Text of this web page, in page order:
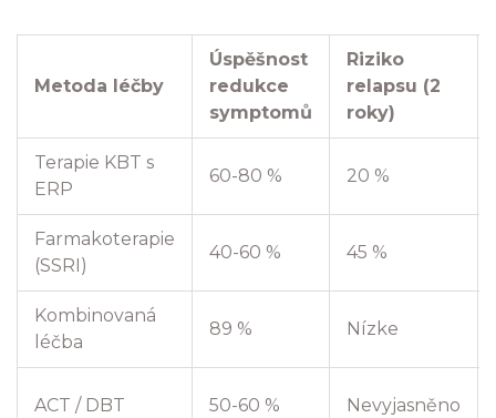
Metoda léčby
Úspěšnost
redukce
symptomů
Riziko
relapsu (2
roky)
Terapie KBT s
ERP
60-80 % 20 %
Farmakoterapie
(SSRI)
40-60 % 45 %
Kombinovaná
léčba
89 % Nízke
ACT / DBT 50-60 % Nevyjasněno